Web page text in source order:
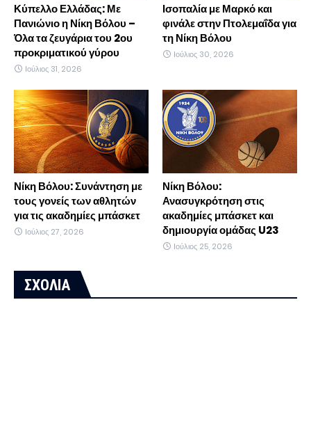
Κύπελλο Ελλάδας: Με
Πανιώνιο η Νίκη Βόλου –
Όλα τα ζευγάρια του 2ου
προκριματικού γύρου
Ιούλιος 31, 2026
Ισοπαλία με Μαρκό και
φινάλε στην Πτολεμαΐδα για
τη Νίκη Βόλου
Ιούλιος 30, 2026
Νίκη Βόλου: Συνάντηση με
τους γονείς των αθλητών
για τις ακαδημίες μπάσκετ
Ιούλιος 27, 2026
Νίκη Βόλου:
Ανασυγκρότηση στις
ακαδημίες μπάσκετ και
δημιουργία ομάδας U23
Ιούλιος 25, 2026
ΣΧΟΛΙΑ